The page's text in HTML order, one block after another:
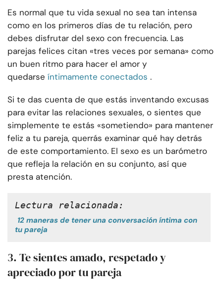
Es normal que tu vida sexual no sea tan intensa
como en los primeros días de tu relación, pero
debes disfrutar del sexo con frecuencia. Las
parejas felices citan «tres veces por semana» como
un buen ritmo para hacer el amor y
quedarse íntimamente conectados .
Si te das cuenta de que estás inventando excusas
para evitar las relaciones sexuales, o sientes que
simplemente te estás «sometiendo» para mantener
feliz a tu pareja, querrás examinar qué hay detrás
de este comportamiento. El sexo es un barómetro
que refleja la relación en su conjunto, así que
presta atención.
Lectura relacionada:
12 maneras de tener una conversación íntima con
tu pareja
3. Te sientes amado, respetado y
apreciado por tu pareja